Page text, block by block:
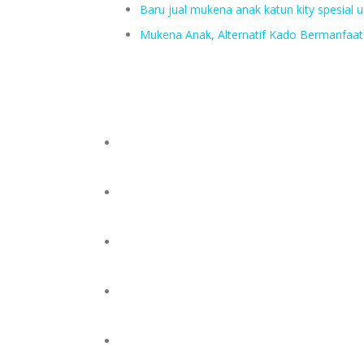
Baru jual mukena anak katun kity spesial
Mukena Anak, Alternatif Kado